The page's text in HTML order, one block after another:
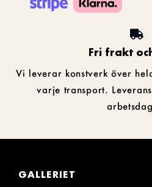
Fri frakt
Vi leverar konstverk över
varje transport.
GALLERIET